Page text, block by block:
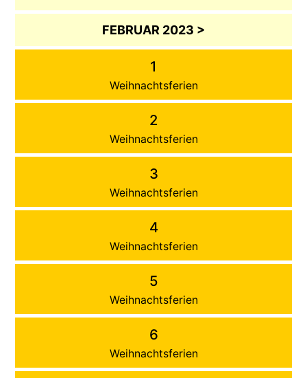
FEBRUAR 2023 >
1
Weihnachtsferien
2
Weihnachtsferien
3
Weihnachtsferien
4
Weihnachtsferien
5
Weihnachtsferien
6
Weihnachtsferien